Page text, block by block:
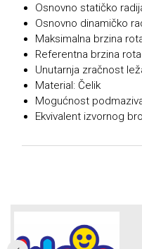
Osnovno statičko
Osnovno dinamičko
Maksimalna brzina
Referentna brzina
Unutarnja zračnost
Material: Čelik
Mogućnost
Ekvivalent izvornog